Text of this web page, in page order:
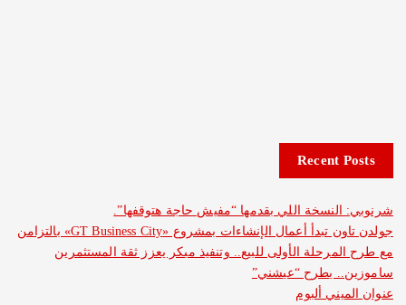
Recent
اللي بقدمها “مفيش حاجة هتوقفها”.
جولدن تاون تبدأ أعمال الإنشاءات بمشروع «GT Business City» بالتزامن
الأولى للبيع.. وتنفيذ مبكر يعزز ثقة المستثمرين
يطرح “عيشني”
ألبوم